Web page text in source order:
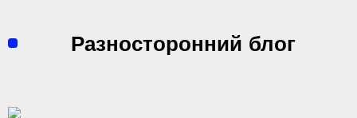
содержимомуРазносторонний блог